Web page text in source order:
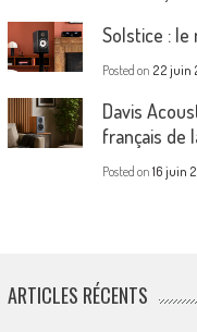
Solstice : le
Posted on 22 juin
Davis
français de
Posted on 16 juin
ARTICLES RÉCENTS